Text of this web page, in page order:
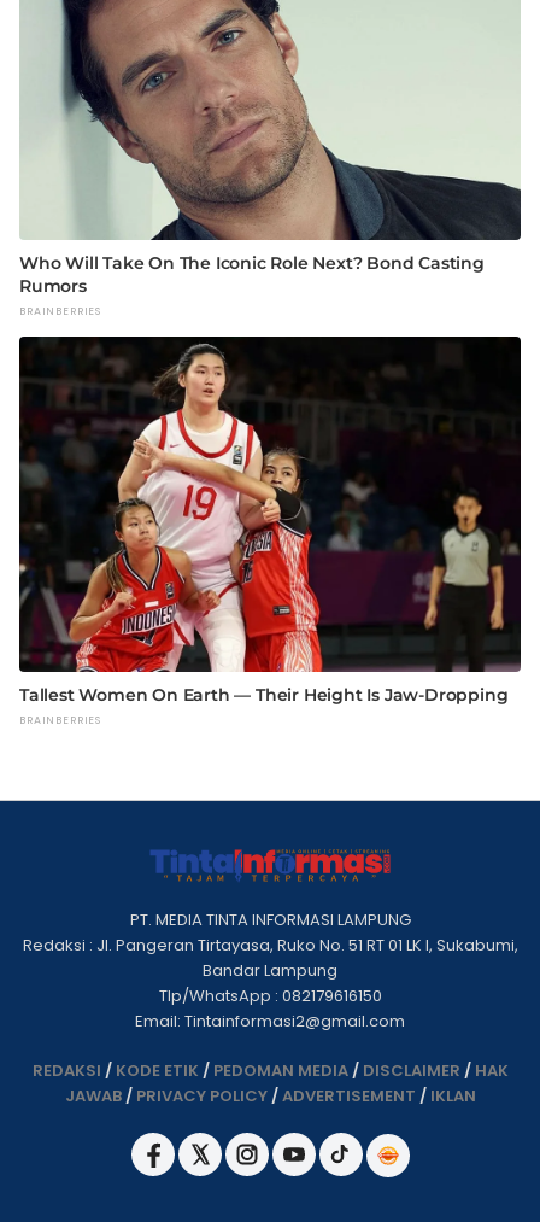
PT. MEDIA TINTA INFORMASI LAMPUNG
Redaksi : Jl. Pangeran Tirtayasa, Ruko No. 51 RT 01 LK I, Sukabumi,
Bandar Lampung
Tlp/WhatsApp : 082179616150
Email: Tintainformasi2@gmail.com
REDAKSI / KODE ETIK / PEDOMAN MEDIA/ DISCLAIMER / HAK
JAWAB/ PRIVACY POLICY/ADVERTISEMENT / IKLAN